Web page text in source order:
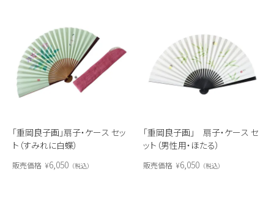
「重岡良子画」扇子・ケース セッ
ト（すみれに白蝶）
販売価格 ¥6,050 税込
「重岡良子画」 扇子・ケース セ
ット（男性用・ほたる）
販売価格 ¥6,050 税込